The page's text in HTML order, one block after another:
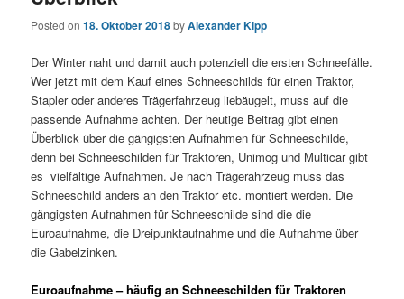
Posted on18. Oktober 2018byAlexander Kipp
Der Winter naht und damit auch potenziell die ersten Schneefälle.
Wer jetzt mit dem Kauf eines Schneeschilds für einen Traktor,
Stapler oder anderes Trägerfahrzeug liebäugelt, muss auf die
passende Aufnahme achten. Der heutige Beitrag gibt einen
Überblick über die gängigsten Aufnahmen für Schneeschilde,
denn bei Schneeschilden für Traktoren, Unimog und Multicar gibt
es vielfältige Aufnahmen. Je nach Trägerahrzeug muss das
Schneeschild anders an den Traktor etc. montiert werden. Die
gängigsten Aufnahmen für Schneeschilde sind die die
Euroaufnahme, die Dreipunktaufnahme und die Aufnahme über
die Gabelzinken.
Euroaufnahme – häufig an Schneeschilden für Traktoren